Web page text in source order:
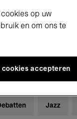
Jazz
op uw
en om ons te
cookies accepteren